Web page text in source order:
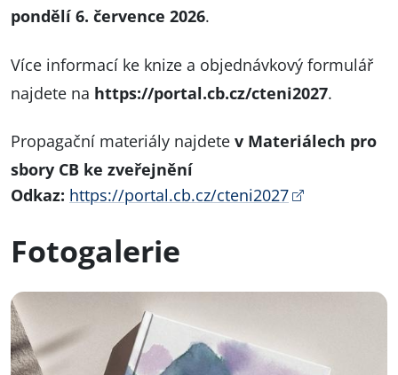
pondělí 6. července 2026.
Více informací ke knize a objednávkový formulář
najdete na https://portal.cb.cz/cteni2027.
Propagační materiály najdete v Materiálech pro
sbory CB ke zveřejnění
Odkaz: https://portal.cb.cz/cteni2027
Fotogalerie